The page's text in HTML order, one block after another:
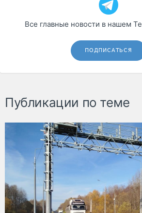
Все главные новости в нашем
ПОДПИСАТЬСЯ
Публикации по теме